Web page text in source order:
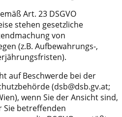
Art. 23 DSGVO
stehen gesetzliche
von
(z.B. Aufbewahrungs-,
auf Beschwerde bei der
(dsb@dsb.gv.at;
wenn Sie der Ansicht sind,
Sie betreffenden